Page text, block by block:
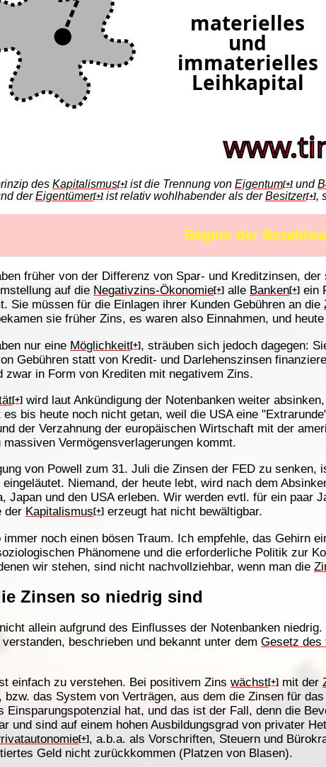
des Kapitalismus[+] ist die Trennung von Eigentum[+] und
derEigentümer[+] ist relativ wohlhabender als derBesitzer[+],
Beginn der
früher von der Differenz von Spar- und Kreditzinsen,
auf die Negativzins-Ökonomie[+] alle Banken[+] ein
Sie müssen für die Einlagen ihrer Kunden Gebühren an die
sie früher Zins, es waren also Einnahmen, und
nur eine Möglichkeit[+], sträuben sich jedoch dagegen:
Gebühren statt von Kredit- und Darlehenszinsen
zwar in Form von Krediten mit negativem Zins.
[+] wird laut Ankündigung der Notenbanken weiter
es bis heute noch nicht getan, weil die USA eine
der Verzahnung der europäischen Wirtschaft mit der
Vermögensverlagerungen kommt.
von Powell zum 31. Juli die Zinsen der FED zu senken,
Niemand, der heute lebt, wird nach dem
Japan und den USA erleben. Wir werden evtl. für ein paar
der Kapitalismus[+] erzeugt hat nicht bewältigbar.
immer noch einen bösen Traum. Ich empfehle, das Gehirn
Phänomene und die erforderliche Politik zur
wir stehen, sind nicht nachvollziehbar, wenn man die
Zinsen so niedrig sind
allein aufgrund des Einflusses der Notenbanken
verstanden, beschrieben und bekannt unter demGesetz des
einfach zu verstehen. Bei positivem Zinswächst[+] mit der
bzw. das System von Verträgen, aus dem die Zinsen für
Einsparungspotenzial hat, und das ist der Fall, denn die
und sind auf einem hohen Ausbildungsgrad von privater
[+] , a.b.a. als Vorschriften, Steuern und
Geld nicht zurückkommen (Platzen von Blasen).